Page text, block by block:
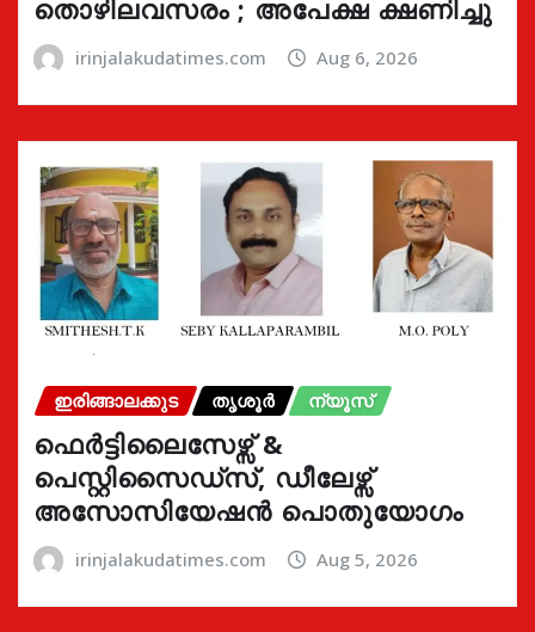
തൊഴിലവസരം ; അപേക്ഷ ക്ഷണിച്ചു
irinjalakudatimes.com Aug 6, 2026
ഇരിങ്ങാലക്കുട തൃശൂർ ന്യൂസ്
ഫെർട്ടിലൈസേഴ്സ് &
പെസ്റ്റിസൈഡ്സ്, ഡീലേഴ്സ്
അസോസിയേഷൻ പൊതുയോഗം
irinjalakudatimes.com Aug 5, 2026